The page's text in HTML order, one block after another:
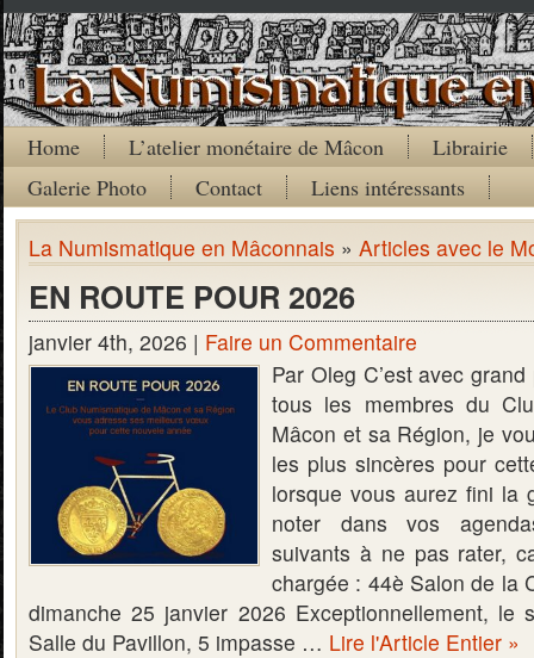
Home L’atelier monétaire de Mâcon
Librairie
Galerie Photo
Contact Liens intéressants
La Numismatique en Mâconnais » Articles avec le
EN ROUTE POUR 2026
janvier 4th, 2026 | Faire un Commentaire
Par Oleg C’est avec
tous les membres du
Mâcon et sa Région, je
les plus sincères pour
lorsque vous aurez fini la
noter dans vos
suivants à ne pas rater,
chargée : 44è Salon de la
dimanche 25 janvier 2026 Exceptionnellement, le
Salle du Pavillon, 5 impasse … Lire l'Article Entier »